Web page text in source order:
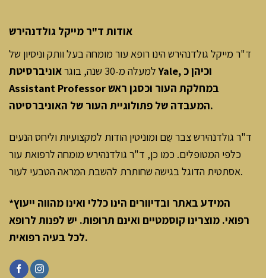
אודות ד"ר מייקל גולדנהירש
ד"ר מייקל גולדנהירש הינו רופא עור מומחה בעל וותק וניסיון של
למעלה מ-30 שנה, בוגר
אוניברסיטת Yale, וכיהן כ
Assistant Professor במחלקת העור וכסגן ראש
המעבדה של פתולוגיית העור של האוניברסיטה.
ד"ר גולדנהירש צבר שֵם ומוניטין הודות למקצועיות וליחס הנעים
כלפי המטופלים. כמו כן, ד"ר גולדנהירש מומחה לרפואת עור
אסתטית הדוגל בגישה שחותרת להשבת המראה הטבעי לעור.
*המידע באתר ובדיוורים הינו כללי ואינו מהווה ייעוץ
רפואי. מוצרינו קוסמטיים ואינם תרופות. יש לפנות לרופא
לכל בעיה רפואית.